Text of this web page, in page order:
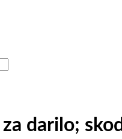
darilo;